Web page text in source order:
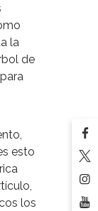
la
de
esto
los